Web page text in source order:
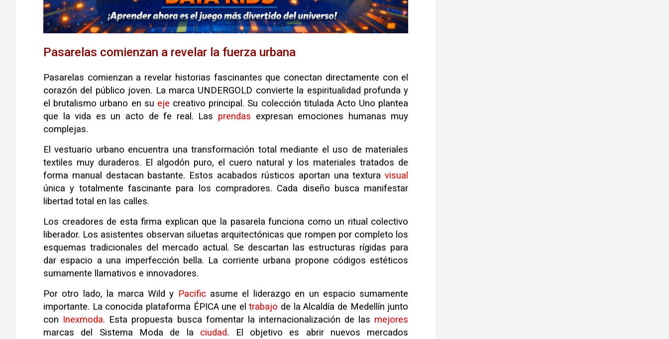
Pasarelas comienzan a revelar la fuerza urbana
Pasarelas comienzan a revelar historias fascinantes que conectan directamente con el
corazón del público joven. La marca UNDERGOLD convierte la espiritualidad profunda y
el brutalismo urbano en su eje creativo principal. Su colección titulada Acto Uno plantea
que la vida es un acto de fe real. Las prendas expresan emociones humanas muy
complejas.
El vestuario urbano encuentra una transformación total mediante el uso de materiales
textiles muy duraderos. El algodón puro, el cuero natural y los materiales tratados de
forma manual destacan bastante. Estos acabados rústicos aportan una texturavisual
única y totalmente fascinante para los compradores. Cada diseño busca manifestar
libertad total en las calles.
Los creadores de esta firma explican que la pasarela funciona como un ritual colectivo
liberador. Los asistentes observan siluetas arquitectónicas que rompen por completo los
esquemas tradicionales del mercado actual. Se descartan las estructuras rígidas para
dar espacio a una imperfección bella. La corriente urbana propone códigos estéticos
sumamente llamativos e innovadores.
Por otro lado, la marca Wild y Pacificasume el liderazgo en un espacio sumamente
importante. La conocida plataforma ÉPICA une eltrabajo de la Alcaldía de Medellín junto
con Inexmoda. Esta propuesta busca fomentar la internacionalización de las mejores
marcas del Sistema Moda de la ciudad. El objetivo es abrir nuevos mercados